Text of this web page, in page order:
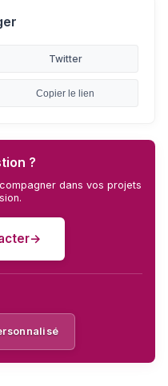
Twitter
Copier le lien
?
dans vos projets